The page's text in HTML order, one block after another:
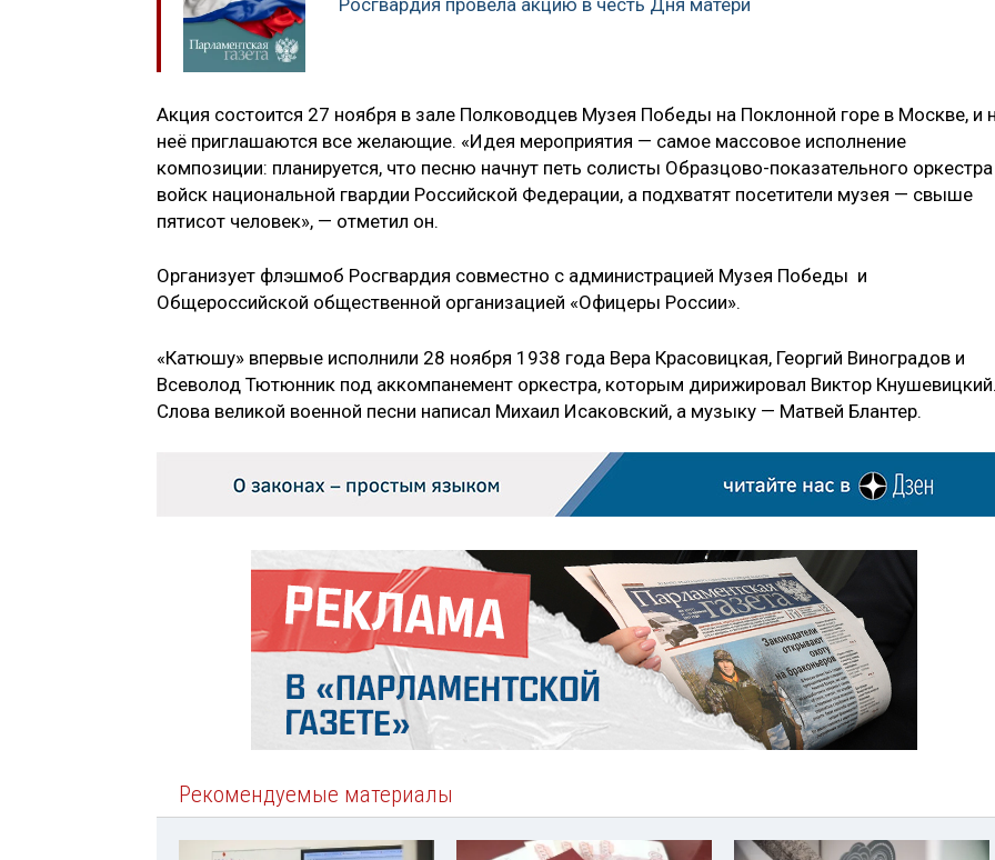
Акция состоится 27 ноября в зале Полководцев Музея Победы на Поклонной горе в Москве, и
неё приглашаются все желающие. «Идея мероприятия — самое массовое исполнение
композиции: планируется, что песню начнут петь солисты Образцово-показательного оркестра
войск национальной гвардии Российской Федерации, а подхватят посетители музея — свыше
пятисот человек», — отметил он.
Организует флэшмоб Росгвардия совместно с администрацией Музея Победы и
Общероссийской общественной организацией «Офицеры России».
«Катюшу» впервые исполнили 28 ноября 1938 года Вера Красовицкая, Георгий Виноградов и
Всеволод Тютюнник под аккомпанемент оркестра, которым дирижировал Виктор
Слова великой военной песни написал Михаил Исаковский, а музыку — Матвей Блантер.
Рекомендуемые материалы